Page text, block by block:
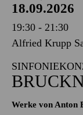
18.09.2026
19:30 - 21:30
Alfried Krupp
Werke von Anton